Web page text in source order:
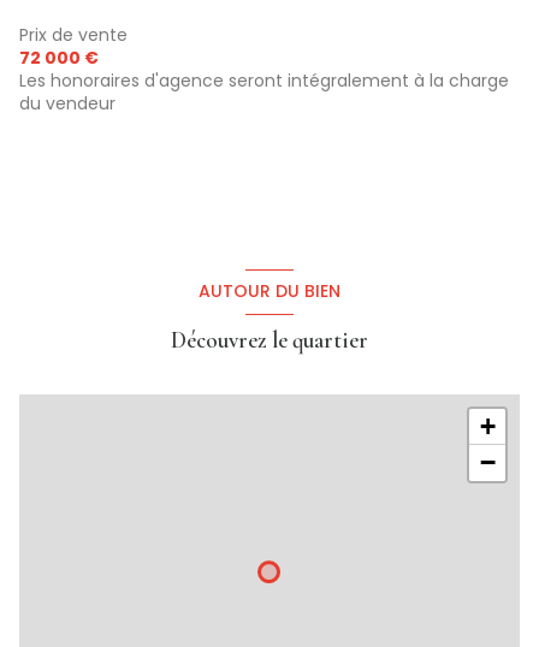
Prix de vente
72 000 €
Les honoraires d'agence seront intégralement à la charge
du vendeur
AUTOUR DU BIEN
Découvrez le quartier
+
−